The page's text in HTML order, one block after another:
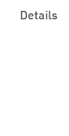
Details